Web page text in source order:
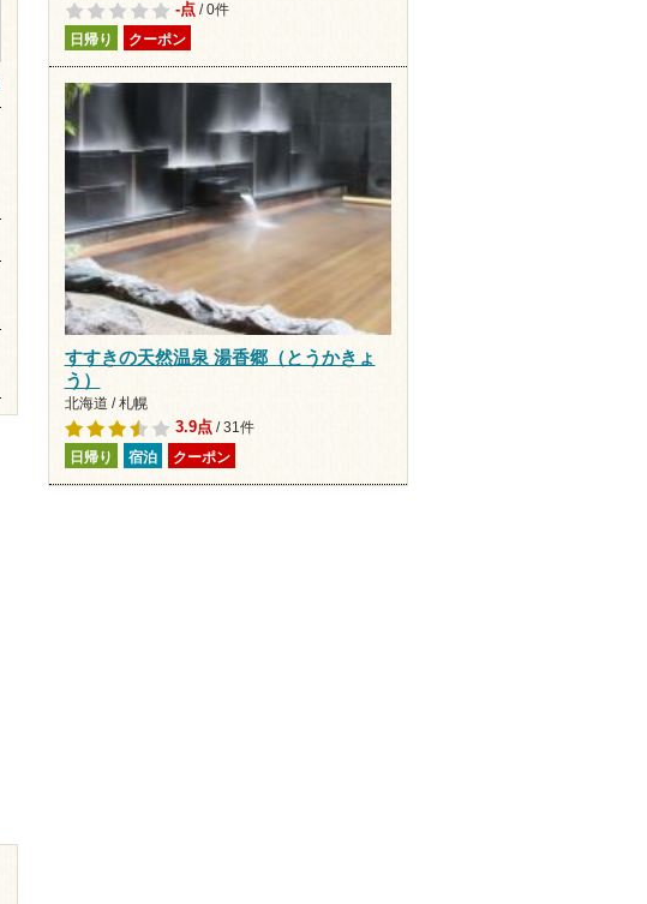
-点/ 0件
日帰り クーポン
すすきの天然温泉 湯香郷（とうかきょ
う）
北海道 / 札幌
3.9点/ 31件
日帰り 宿泊 クーポン